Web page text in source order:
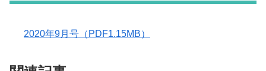
2020年9月号（PDF1.15MB）